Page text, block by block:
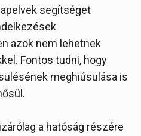
segítséget
azok nem lehetnek
Fontos tudni, hogy
meghiúsulása is
a hatóság részére